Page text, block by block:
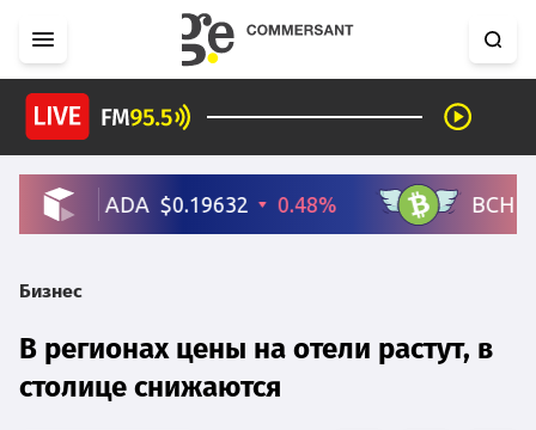
Бизнес
В регионах цены на отели растут, в
столице снижаются